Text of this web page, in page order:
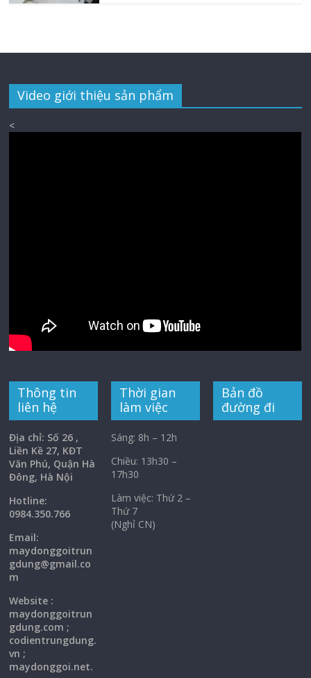
Video giới thiệu sản phẩm
<
Thông tin
liên hệ
Địa chỉ: Số 26 ,
Liền Kề 27, KĐT
Văn Phú, Quận Hà
Đông, Hà Nội
Hotline:
0984.350.766
Email:
maydonggoitrun
gdung@gmail.co
m
Website :
maydonggoitrun
gdung.com ;
codientrungdung.
vn ;
maydonggoi.net.
Thời gian
làm việc
Sáng: 8h – 12h
Chiều: 13h30 –
17h30
Làm việc: Thứ 2 –
Thứ 7
(Nghỉ CN)
Bản đồ
đường đi